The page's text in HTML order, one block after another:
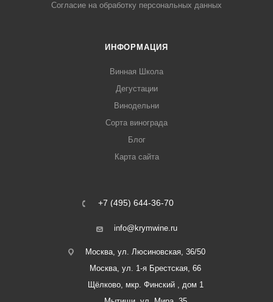
Согласие на обработку персональных данных
ИНФОРМАЦИЯ
Винная Школа
Дегустации
Винодельни
Сорта винограда
Блог
Карта сайта
+7 (495) 644-36-70
info@krymwine.ru
Москва, ул. Люсиновская, 36/50
Москва, ул. 1-я Брестская, 66
Щёлково, мкр. Финский , дом 1